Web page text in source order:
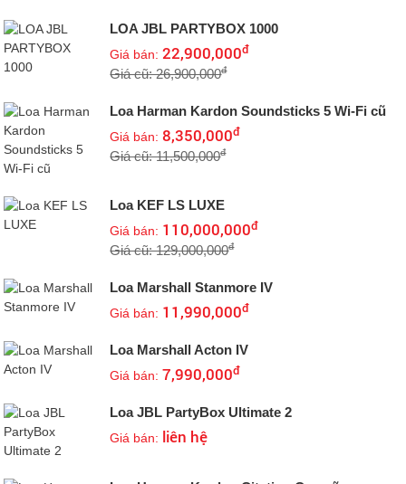
LOA JBL PARTYBOX 1000
Giá bán:22,900,000đ
Giá cũ: 26,900,000đ
Loa Harman Kardon Soundsticks 5 Wi-Fi cũ
Giá bán:8,350,000đ
Giá cũ: 11,500,000đ
Loa KEF LS LUXE
Giá bán: 110,000,000đ
Giá cũ: 129,000,000đ
Loa Marshall Stanmore IV
Giá bán: 11,990,000đ
Loa Marshall Acton IV
Giá bán:7,990,000đ
Loa JBL PartyBox Ultimate 2
Giá bán: liên hệ